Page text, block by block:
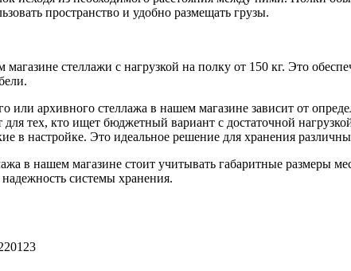
пространство и удобно размещать грузы.
стеллажи с нагрузкой на полку от 150 кг. Это
или архивного стеллажа в нашем магазине зависит от
для тех, кто ищет бюджетный вариант с достаточной
в настройке. Это идеальное решение для хранения
в нашем магазине стоит учитывать габаритные размеры
системы хранения.